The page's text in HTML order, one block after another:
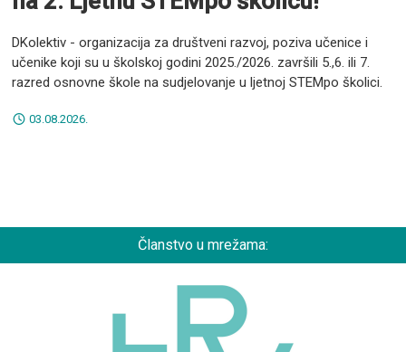
DKolektiv - organizacija za društveni razvoj, poziva učenice i
učenike koji su u školskoj godini 2025./2026. završili 5.,6. ili 7.
razred osnovne škole na sudjelovanje u ljetnoj STEMpo školici.
03.08.2026.
Članstvo u mrežama: